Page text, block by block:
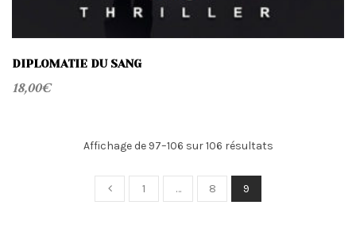
DIPLOMATIE DU SANG
18,00€
Affichage de 97–106 sur 106 résultatsTrié
1 … 8 9